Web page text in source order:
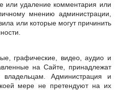
или удаление комментария или
мнению администрации,
или которые могут причинить
графические, видео, аудио и
на Сайте, принадлежат
Администрация и
мере не претендуют на их